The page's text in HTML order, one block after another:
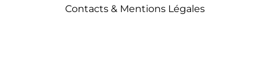
Contacts & Mentions Légales